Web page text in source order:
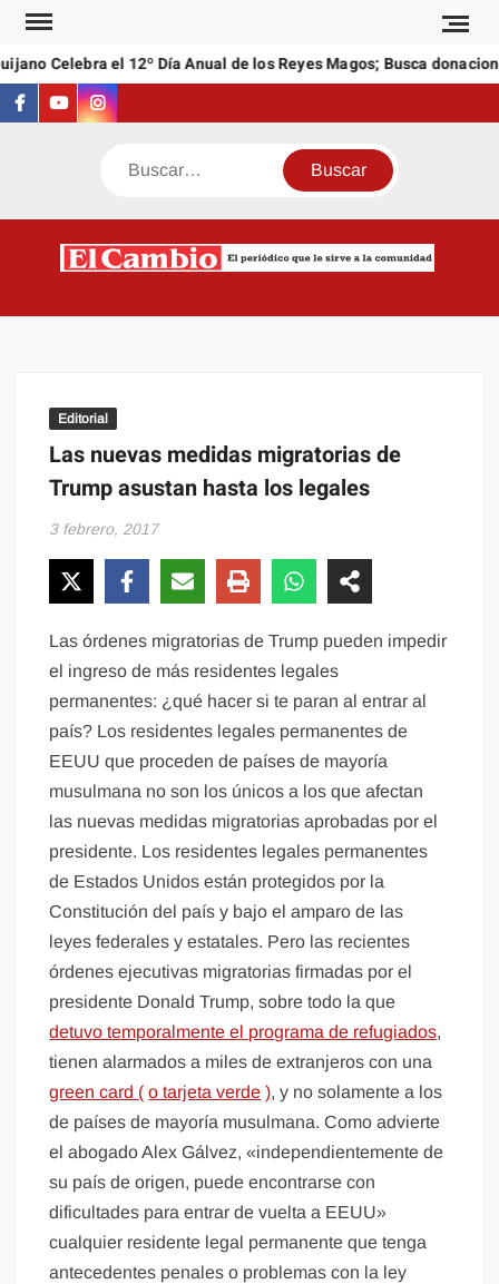
Saltar
contenido
Celebra el 12º Día Anual de los Reyes Magos; Busca
Facebook
YoutubeInstagram
Buscar
Editorial
Las nuevas medidas migratorias de
Trump asustan hasta los legales
3 febrero, 2017
Las órdenes migratorias de Trump pueden impedir
el ingreso de más residentes legales
permanentes: ¿qué hacer si te paran al entrar al
país? Los residentes legales permanentes de
EEUU que proceden de países de mayoría
musulmana no son los únicos a los que afectan
las nuevas medidas migratorias aprobadas por el
presidente. Los residentes legales permanentes
de Estados Unidos están protegidos por la
Constitución del país y bajo el amparo de las
leyes federales y estatales. Pero las recientes
órdenes ejecutivas migratorias firmadas por el
presidente Donald Trump, sobre todo la que
detuvo temporalmente el programa de refugiados,
tienen alarmados a miles de extranjeros con una
green card ( o tarjeta verde ), y no solamente a los
de países de mayoría musulmana. Como advierte
el abogado Alex Gálvez, «independientemente de
su país de origen, puede encontrarse con
dificultades para entrar de vuelta a EEUU»
cualquier residente legal permanente que tenga
antecedentes penales o problemas con la ley